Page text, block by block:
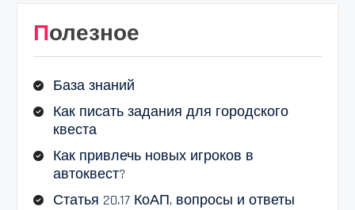
Полезное
База знаний
Как писать задания для городского
квеста
Как привлечь новых игроков в
автоквест?
Статья 20.17 КоАП, вопросы и ответы